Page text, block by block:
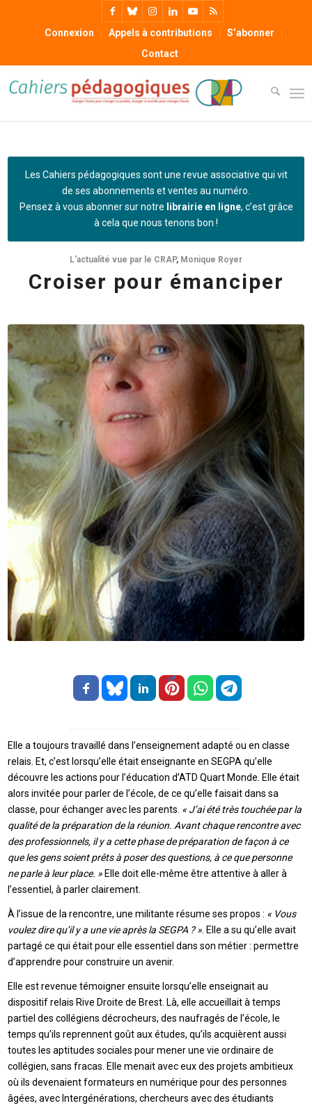
Connexion Appels à contributions
S’abonner
Contact
Les Cahiers pédagogiques sont une revue associative qui vit
de ses abonnements et ventes au numéro.
Pensez à vous abonner sur notre librairie en ligne, c’est grâce
à cela que nous tenons bon !
L'actualité vue par le CRAP, Monique Royer
Croiser pour émanciper
Elle a toujours travaillé dans l’enseignement adapté ou en classe
relais. Et, c’est lorsqu’elle était enseignante en SEGPA qu’elle
découvre les actions pour l’éducation d’ATD Quart Monde. Elle était
alors invitée pour parler de l’école, de ce qu’elle faisait dans sa
classe, pour échanger avec les parents. « J’ai été très touchée par la
qualité de la préparation de la réunion. Avant chaque rencontre avec
des professionnels, il y a cette phase de préparation de façon à ce
que les gens soient prêts à poser des questions, à ce que personne
ne parle à leur place. » Elle doit elle-même être attentive à aller à
l’essentiel, à parler clairement.
À l’issue de la rencontre, une militante résume ses propos : « Vous
voulez dire qu’il y a une vie après la SEGPA ? » . Elle a su qu’elle avait
partagé ce qui était pour elle essentiel dans son métier : permettre
d’apprendre pour construire un avenir.
Elle est revenue témoigner ensuite lorsqu’elle enseignait au
dispositif relais Rive Droite de Brest. Là, elle accueillait à temps
partiel des collégiens décrocheurs, des naufragés de l’école, le
temps qu’ils reprennent goût aux études, qu’ils acquièrent aussi
toutes les aptitudes sociales pour mener une vie ordinaire de
collégien, sans fracas. Elle menait avec eux des projets ambitieux
où ils devenaient formateurs en numérique pour des personnes
âgées, avec Intergénérations, chercheurs avec des étudiants